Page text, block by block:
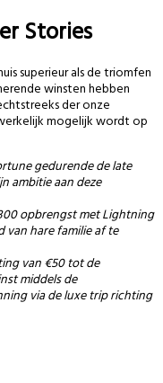
Stories
superieur als de triomfen
winsten hebben
der onze
mogelijk wordt op
gedurende de late
ambitie aan deze
opbrengst met Lightning
van hare familie af te
van €50 tot de
middels de
via de luxe trip richting